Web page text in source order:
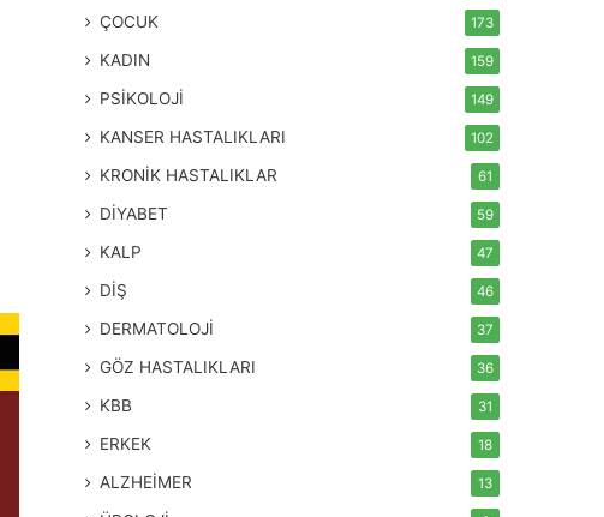
ÇOCUK 173
KADIN 159
PSİKOLOJİ 149
KANSER HASTALIKLARI 102
KRONİK HASTALIKLAR 61
DİYABET 59
KALP 47
DİŞ 46
DERMATOLOJİ 37
GÖZ HASTALIKLARI 36
KBB 31
ERKEK 18
ALZHEİMER 13